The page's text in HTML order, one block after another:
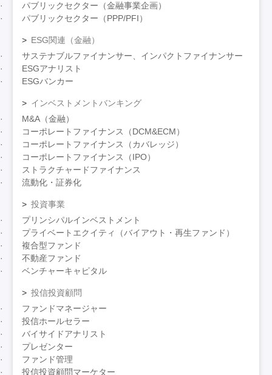
パブリックセクター（金融事業企画）
パブリックセクター（PPP/PFI）
ESG関連（金融）
サステナブルファイナンサー、インパクトファイナンサー
ESGアナリスト
ESGバンカー
インベストメントバンキング
M&A（金融）
コーポレートファイナンス（DCM&ECM）
コーポレートファイナンス（カバレッジ）
コーポレートファイナンス（IPO）
ストラクチャードファイナンス
流動化・証券化
投資事業
プリンシパルインベストメント
プライベートエクイティ（バイアウト・再生ファンド）
複合型ファンド
不動産ファンド
ベンチャーキャピタル
投信投資顧問
ファンドマネージャー
投信ホールセラー
バイサイドアナリスト
プレゼンター
ファンド管理
投信投資顧問マーケター